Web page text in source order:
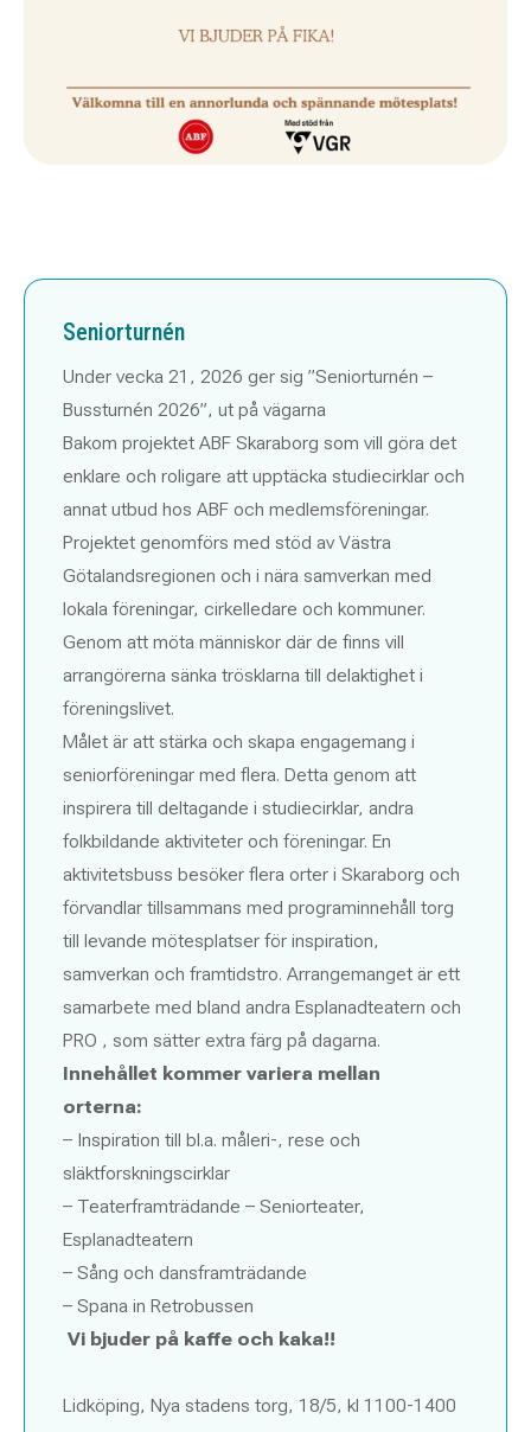
Seniorturnén
Under vecka 21, 2026 ger sig ”Seniorturnén –
Bussturnén 2026”, ut på vägarna
Bakom projektet ABF Skaraborg som vill göra det
enklare och roligare att upptäcka studiecirklar och
annat utbud hos ABF och medlemsföreningar.
Projektet genomförs med stöd av Västra
Götalandsregionen och i nära samverkan med
lokala föreningar, cirkelledare och kommuner.
Genom att möta människor där de finns vill
arrangörerna sänka trösklarna till delaktighet i
föreningslivet.
Målet är att stärka och skapa engagemang i
seniorföreningar med flera. Detta genom att
inspirera till deltagande i studiecirklar, andra
folkbildande aktiviteter och föreningar. En
aktivitetsbuss besöker flera orter i Skaraborg och
förvandlar tillsammans med programinnehåll torg
till levande mötesplatser för inspiration,
samverkan och framtidstro. Arrangemanget är ett
samarbete med bland andra Esplanadteatern och
PRO , som sätter extra färg på dagarna.
Innehållet kommer variera mellan
orterna:
– Inspiration till bl.a. måleri-, rese och
släktforskningscirklar
– Teaterframträdande – Seniorteater,
Esplanadteatern
– Sång och dansframträdande
– Spana in Retrobussen
Vi bjuder på kaffe och kaka!!
Lidköping, Nya stadens torg, 18/5, kl 1100-1400